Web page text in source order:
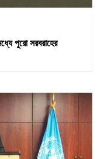
পুরো সরবরাহের